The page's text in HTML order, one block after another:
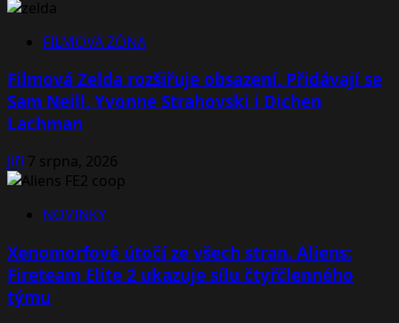
FILMOVÁ ZÓNA
Filmová Zelda rozšiřuje obsazení. Přidávají se
Sam Neill, Yvonne Strahovski i Dichen
Lachman
Jiří7 srpna, 2026
NOVINKY
Xenomorfové útočí ze všech stran. Aliens:
Fireteam Elite 2 ukazuje sílu čtyřčlenného
týmu